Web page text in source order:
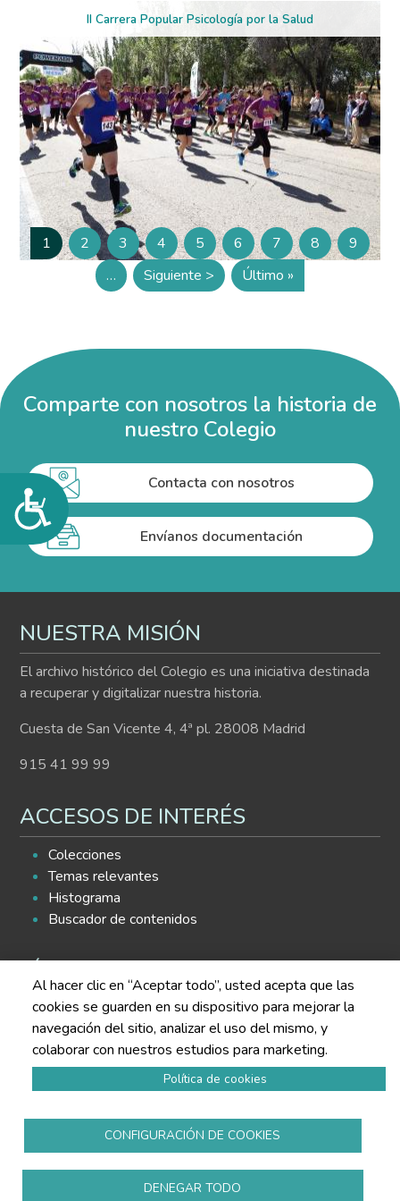
Accesibilidad
II Carrera Popular Psicología por la Salud
Paginación
Página
1 Página
2 Página
3 Página
4 Página
5 Página
6 Página
7 Página
8 Página
9
…
Siguiente página
Siguiente > Última página
Último »
Comparte con nosotros la historia de
nuestro Colegio
Contacta con nosotros
Envíanos documentación
NUESTRA MISIÓN
El archivo histórico del Colegio es una iniciativa destinada
a recuperar y digitalizar nuestra historia.
Cuesta de San Vicente 4, 4ª pl. 28008 Madrid
915 41 99 99
ACCESOS DE INTERÉS
Colecciones
Temas relevantes
Histograma
Buscador de contenidos
SÍGUENOS EN LAS REDES
Política de privacidad
Aviso legal
Política de cookies
Todos los derechos reservadoswww.copmadrid.org
Al hacer clic en “Aceptar todo”, usted acepta que las
cookies se guarden en su dispositivo para mejorar la
navegación del sitio, analizar el uso del mismo, y
colaborar con nuestros estudios para marketing.
Política de cookies
CONFIGURACIÓN DE COOKIES
DENEGAR TODO